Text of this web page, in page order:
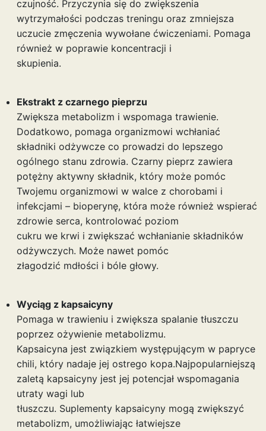
czujność. Przyczynia się do zwiększenia
wytrzymałości podczas treningu oraz zmniejsza
uczucie zmęczenia wywołane ćwiczeniami. Pomaga
również w poprawie koncentracji i
skupienia.
Ekstrakt z czarnego pieprzu
Zwiększa metabolizm i wspomaga trawienie.
Dodatkowo, pomaga organizmowi wchłaniać
składniki odżywcze co prowadzi do lepszego
ogólnego stanu zdrowia. Czarny pieprz zawiera
potężny aktywny składnik, który może pomóc
Twojemu organizmowi w walce z chorobami i
infekcjami – bioperynę, która może również wspierać
zdrowie serca, kontrolować poziom
cukru we krwi i zwiększać wchłanianie składników
odżywczych. Może nawet pomóc
złagodzić mdłości i bóle głowy.
Wyciąg z kapsaicyny
Pomaga w trawieniu i zwiększa spalanie tłuszczu
poprzez ożywienie metabolizmu.
Kapsaicyna jest związkiem występującym w papryce
chili, który nadaje jej ostrego kopa.Najpopularniejszą
zaletą kapsaicyny jest jej potencjał wspomagania
utraty wagi lub
tłuszczu. Suplementy kapsaicyny mogą zwiększyć
metabolizm, umożliwiając łatwiejsze